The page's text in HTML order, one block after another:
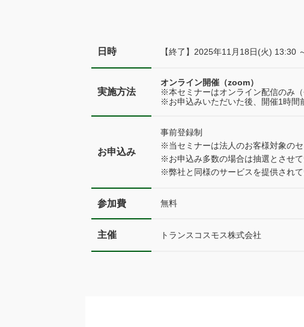
日時 【終了】2025年11月18日(火) 13:30
実施方法
オンライン開催（zoom）
※本セミナーはオンライン配信のみ
※お申込みいただいた後、開催1時間
お申込み
事前登録制
※当セミナーは法人のお客様対象の
※お申込み多数の場合は抽選とさせて
※弊社と同様のサービスを提供され
参加費 無料
主催 トランスコスモス株式会社